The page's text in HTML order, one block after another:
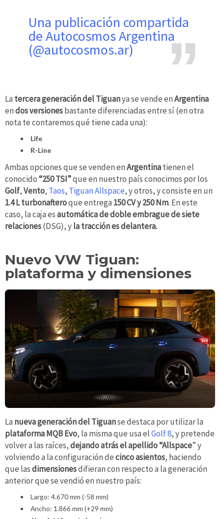
Una publicación compartida
de Autocosmos Argentina
(@autocosmos.ar)
La tercera generación del Tiguanya se vende enArgentina
endos versionesbastante diferenciadas entre sí (en otra
nota te contaremos qué tiene cada una):
Life
R-Line
Ambas opciones que se venden enArgentinatienen el
conocido“250 TSI”que en nuestro país conocimos por los
Golf,Vento, Taos, Tiguan Allspace, y otros, y consiste en un
1.4 L turbonafteroque entrega 150 CV y 250 Nm. En este
caso, la caja esautomática de doble embrague de siete
relaciones(DSG), yla tracción es delantera.
Nuevo VW Tiguan:
plataforma y dimensiones
La nueva generación del Tiguanse destaca por utilizar la
plataforma MQB Evo, la misma que usa elGolf 8, y pretende
volver a las raíces,dejando atrás el apellido “Allspace” y
volviendo a la configuración decinco asientos, haciendo
que lasdimensionesdifieran con respecto a la generación
anterior que se vendió en nuestro país:
Largo: 4.670 mm (-58 mm)
Ancho: 1.866 mm (+29 mm)